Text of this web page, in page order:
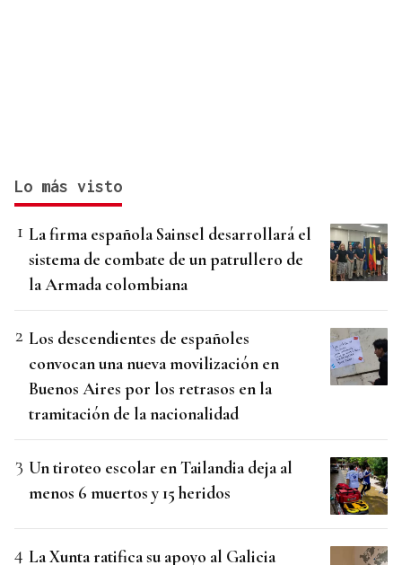
Lo más visto
La firma española Sainsel desarrollará el
sistema de combate de un patrullero de
la Armada colombiana
Los descendientes de españoles
convocan una nueva movilización en
Buenos Aires por los retrasos en la
tramitación de la nacionalidad
Un tiroteo escolar en Tailandia deja al
menos 6 muertos y 15 heridos
La Xunta ratifica su apoyo al Galicia